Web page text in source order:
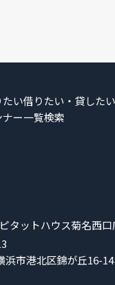
い借りたい・貸したい
ー一覧検索
タットハウス菊名西口
浜市港北区錦が丘16-14